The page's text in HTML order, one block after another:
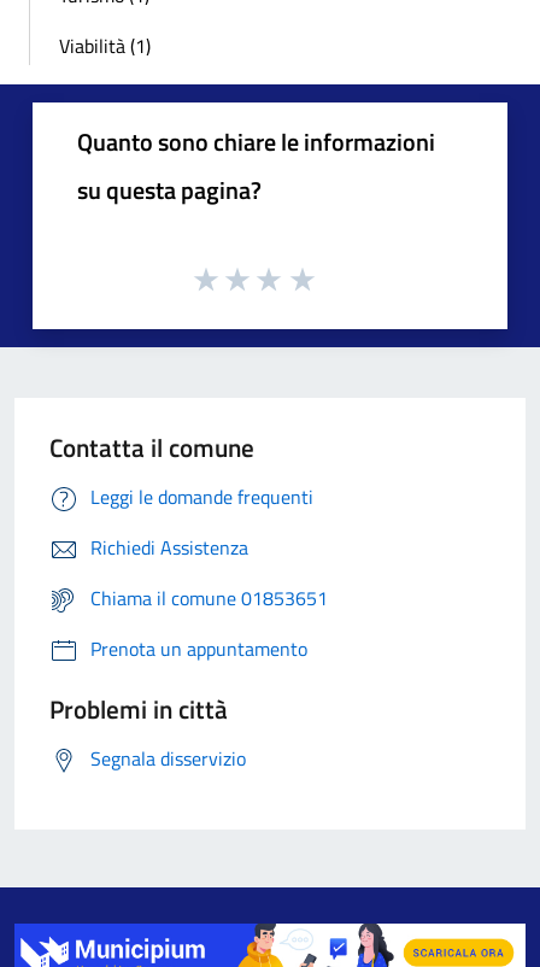
Viabilità (1)
Quanto sono chiare le informazioni
su questa pagina?
Contatta il comune
Leggi le domande frequenti
Richiedi Assistenza
Chiama il comune 01853651
Prenota un appuntamento
Problemi in città
Segnala disservizio